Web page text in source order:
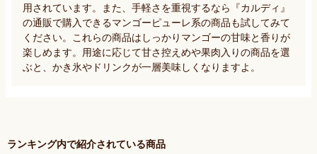
用されています。また、手軽さを重視するなら『カルディ』
の通販で購入できるマンゴーピューレ系の商品も試してみて
ください。これらの商品はしっかりマンゴーの甘味と香りが
楽しめます。用途に応じて甘さ控えめや果肉入りの商品を選
ぶと、かき氷やドリンクが一層美味しくなりますよ。
ランキング内で紹介されている商品